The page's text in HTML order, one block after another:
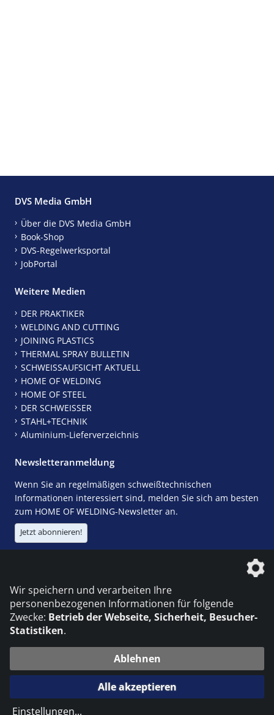
DVS Media GmbH
Über die DVS Media GmbH
Book-Shop
DVS-Regelwerksportal
JobPortal
Weitere Medien
DER PRAKTIKER
WELDING AND CUTTING
JOINING PLASTICS
THERMAL SPRAY BULLETIN
SCHWEISSAUFSICHT AKTUELL
HOME OF WELDING
HOME OF STEEL
DER SCHWEISSER
STAHL+TECHNIK
Aluminium-Lieferverzeichnis
Newsletteranmeldung
Wenn Sie an regelmäßigen schweißtechnischen
Informationen interessiert sind, melden Sie sich am besten
zum HOME OF WELDING-Newsletter an.
Jetzt abonnieren!
© 2026 DVS Media GmbH
Datenschutzeinstellungen
die profilschmiede - Internetagentur
Wir speichern und verarbeiten Ihre
personenbezogenen Informationen für folgende
Zwecke: Betrieb der Webseite, Sicherheit, Besucher-
Statistiken.
Ablehnen
Alle akzeptieren
Einstellungen...